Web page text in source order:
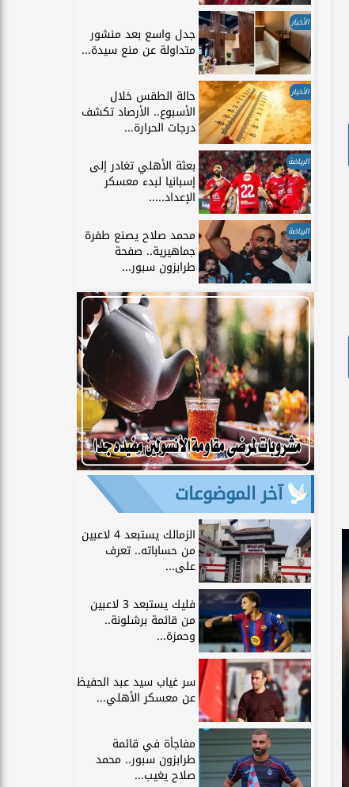
الأخبار
جدل واسع بعد منشور
متداولة عن منع سيدة...
الأخبار حالة الطقس خلال
الأسبوع.. الأرصاد تكشف
درجات الحرارة...
الرياضة بعثة الأهلي تغادر إلى
إسبانيا لبدء معسكر
الإعداد.....
الرياضة محمد صلاح يصنع طفرة
جماهيرية.. صفحة
طرابزون سبور...
آخر الموضوعات
الزمالك يستبعد 4 لاعبين
من حساباته.. تعرف
على...
فليك يستبعد 3 لاعبين
من قائمة برشلونة..
وحمزة...
سر غياب سيد عبد الحفيظ
عن معسكر الأهلي...
مفاجأة في قائمة
طرابزون سبور.. محمد
صلاح يغيب...